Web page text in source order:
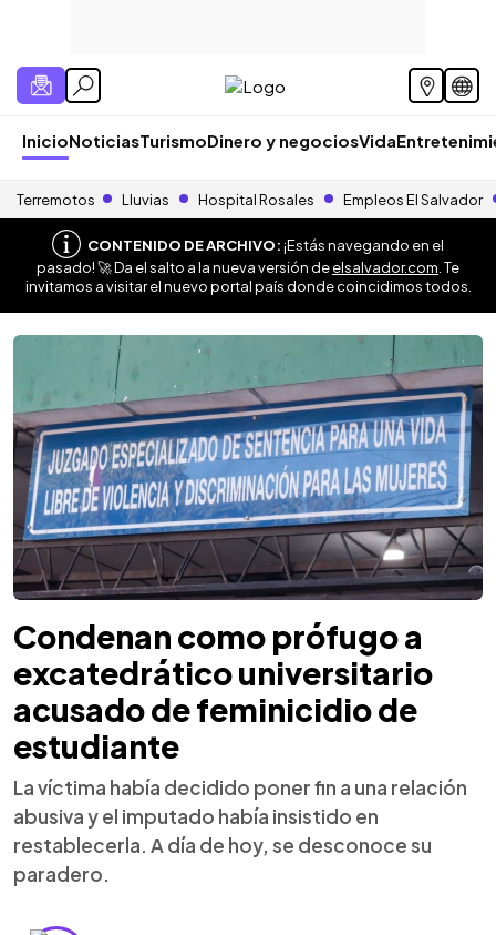
InicioNoticiasTurismoDinero y negociosVida
Terremotos Lluvias Hospital Rosales Empleos El Salvador
CONTENIDO DE ARCHIVO:¡Estás navegando en el
pasado! 🚀 Da el salto a la nueva versión deelsalvador.com . Te
invitamos a visitar el nuevo portal país donde coincidimos todos.
Condenan como prófugo a
excatedrático universitario
acusado de feminicidio de
estudiante
La víctima había decidido poner fin a una relación
abusiva y el imputado había insistido en
restablecerla. A día de hoy, se desconoce su
paradero.